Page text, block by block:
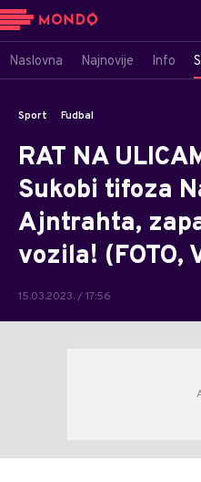
Naslovna Najnovije Info
Sport Fudbal
RAT NA
Sukobi tifoza
Ajntrahta,
vozila! (FOTO,
15.03.2023. / 17:56